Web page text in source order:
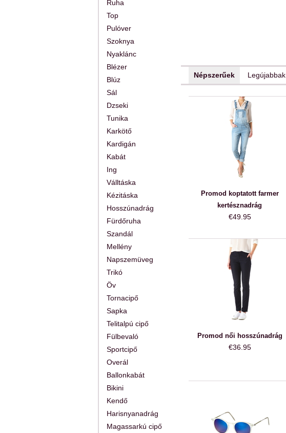
Ruha
Top
Pulóver
Szoknya
Nyaklánc
Blézer
Blúz
Sál
Dzseki
Tunika
Karkötő
Kardigán
Kabát
Ing
Válltáska
Kézitáska
Hosszúnadrág
Fürdőruha
Szandál
Mellény
Napszemüveg
Trikó
Öv
Tornacipő
Sapka
Telitalpú cipő
Fülbevaló
Sportcipő
Overál
Ballonkabát
Bikini
Kendő
Harisnyanadrág
Magassarkú cipő
Népszerűek Legújabbak
Promod koptatott farmer
kertésznadrág
€49.95
Promod női hosszúnadrág
€36.95